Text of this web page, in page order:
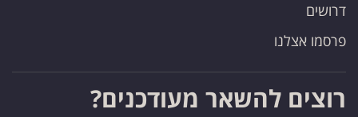
דרושים
פרסמו אצלנו
רוצים להשאר מעודכנים?